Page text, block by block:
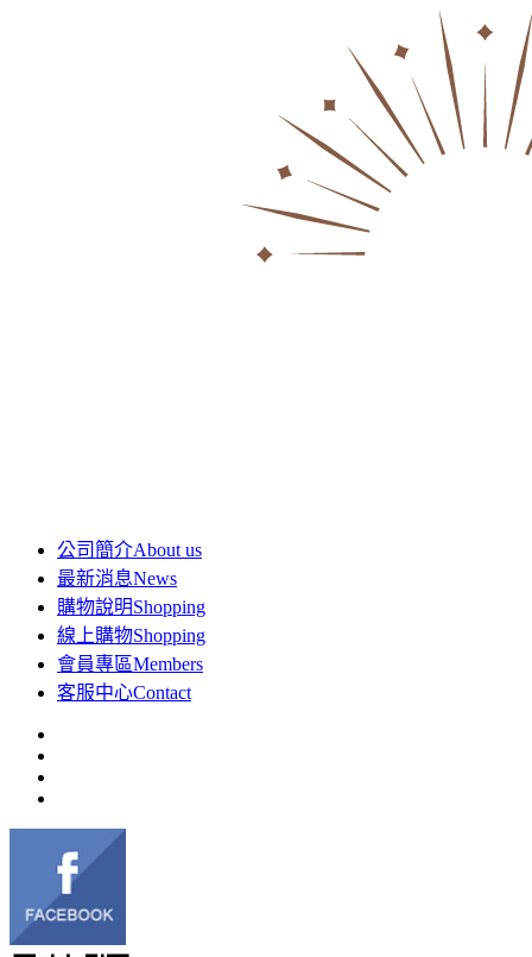
公司簡介About us
最新消息News
購物說明Shopping
線上購物Shopping
會員專區Members
客服中心Contact